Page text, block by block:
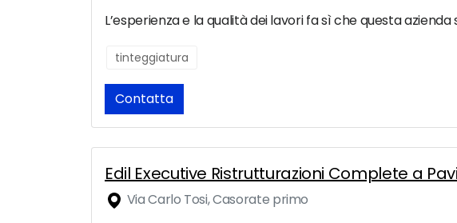
L’esperienza e la qualità dei lavori fa sì che questa
tinteggiatura
Contatta
Edil Executive Ristrutturazioni Complete a
Via Carlo Tosi, Casorate primo